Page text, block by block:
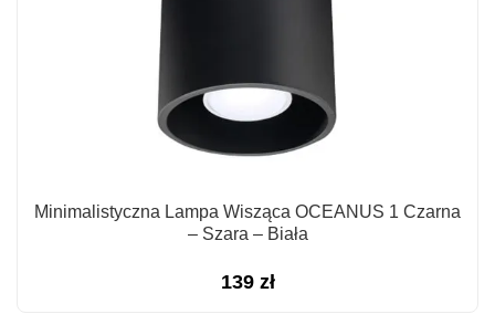
Minimalistyczna Lampa Wisząca OCEANUS 1 Czarna
– Szara – Biała
139 zł